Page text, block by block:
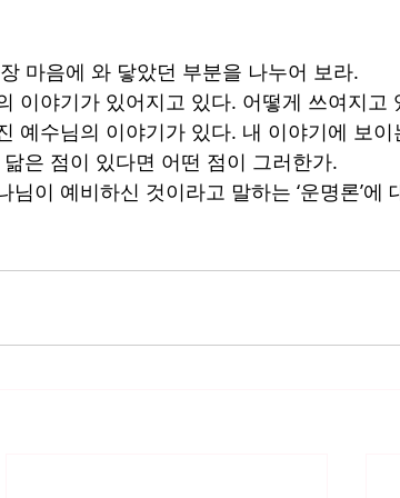
마음에 와 닿았던 부분을 나누어 보라.
이야기가 있어지고 있다. 어떻게 쓰여지고
예수님의 이야기가 있다. 내 이야기에 보
은 점이 있다면 어떤 점이 그러한가.
이 예비하신 것이라고 말하는 ‘운명론’에